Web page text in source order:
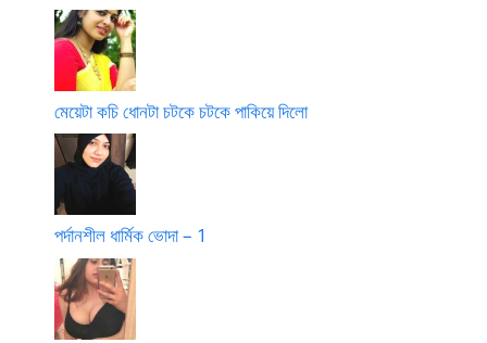
মেয়েটা কচি ধোনটা চটকে চটকে পাকিয়ে দিলো
পর্দানশীল ধার্মিক ভোদা – 1